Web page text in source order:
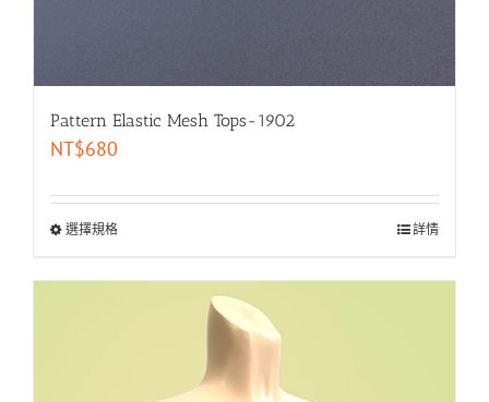
Pattern Elastic Mesh Tops-1902
NT$680
選擇規格 詳情